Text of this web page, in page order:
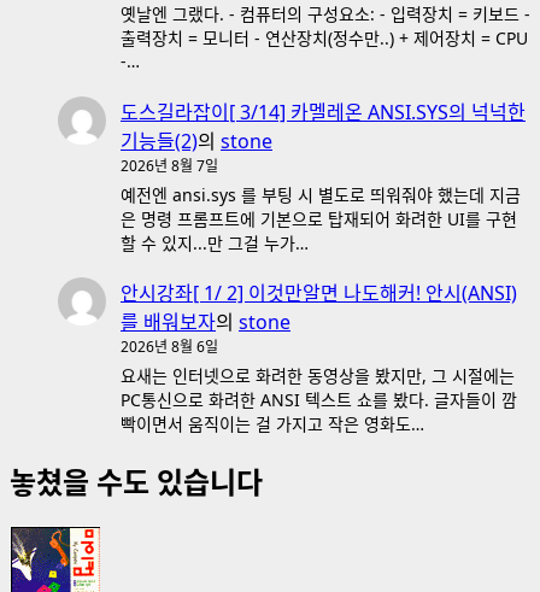
옛날엔 그랬다. - 컴퓨터의 구성요소: - 입력장치 = 키보드 -
출력장치 = 모니터 - 연산장치(정수만..) + 제어장치 = CPU
-…
도스길라잡이[ 3/14] 카멜레온 ANSI.SYS의 넉넉한
기능들(2)의 stone
2026년 8월 7일
예전엔 ansi.sys 를 부팅 시 별도로 띄워줘야 했는데 지금
은 명령 프롬프트에 기본으로 탑재되어 화려한 UI를 구현
할 수 있지...만 그걸 누가…
안시강좌[ 1/ 2] 이것만알면 나도해커! 안시(ANSI)
를 배워보자의 stone
2026년 8월 6일
요새는 인터넷으로 화려한 동영상을 봤지만, 그 시절에는
PC통신으로 화려한 ANSI 텍스트 쇼를 봤다. 글자들이 깜
빡이면서 움직이는 걸 가지고 작은 영화도…
놓쳤을 수도 있습니다